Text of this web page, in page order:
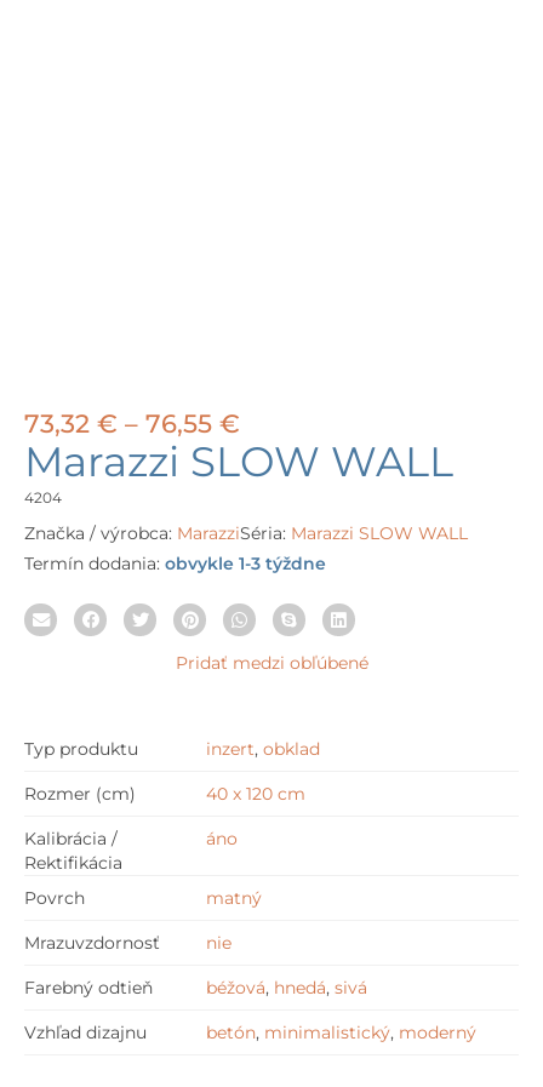
73,32 € – 76,55 €
range:
73,32 €
76,55 €
Marazzi SLOW WALL
4204
Značka / výrobca: MarazziSéria: Marazzi SLOW WALL
Termín dodania: obvykle 1-3 týždne
Pridať medzi obľúbené
Typ produktu inzert, obklad
Rozmer (cm) 40 x 120 cm
Kalibrácia /
Rektifikácia
áno
Povrch matný
Mrazuvzdornosť nie
Farebný odtieň béžová, hnedá, sivá
Vzhľad dizajnu betón, minimalistický, moderný